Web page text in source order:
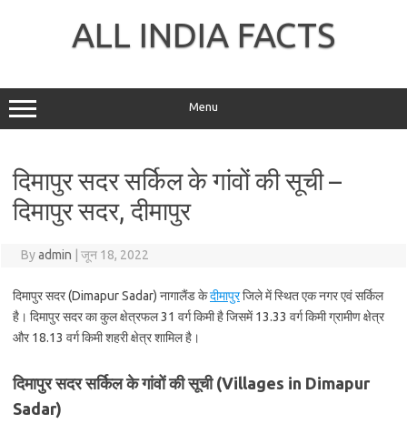
ALL INDIA FACTS
Menu
दिमापुर सदर सर्किल के गांवों की सूची –
दिमापुर सदर, दीमापुर
Byadmin जून 18, 2022
दिमापुर सदर (Dimapur Sadar) नागालैंड केदीमापुरजिले में स्थित एक नगर एवं सर्किल
है। दिमापुर सदर का कुल क्षेत्रफल 31 वर्ग किमी है जिसमें 13.33 वर्ग किमी ग्रामीण क्षेत्र
और 18.13 वर्ग किमी शहरी क्षेत्र शामिल है।
दिमापुर सदर सर्किल के गांवों की सूची (Villages in Dimapur
Sadar)